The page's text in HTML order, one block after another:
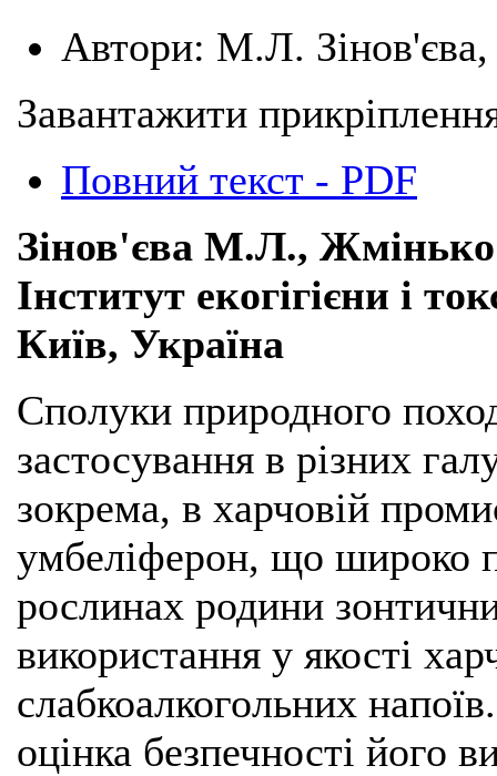
Автори: М.Л.
Завантажити
Повний текст - PDF
Зінов'єва М.Л.,
Інститут екогігієни і
Київ, Україна
Сполуки природного
застосування в різних
зокрема, в харчовій
умбеліферон, що широко
рослинах родини
використання у якості
слабкоалкогольних
оцінка безпечності його